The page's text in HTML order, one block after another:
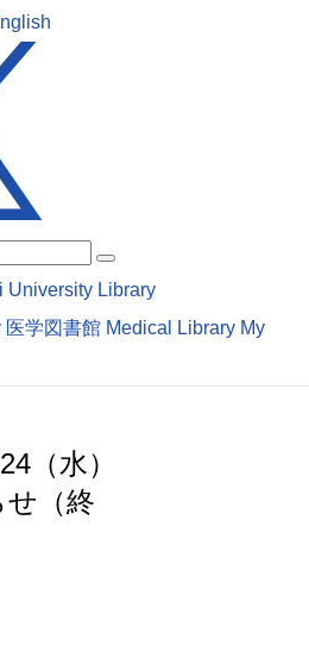
University Library
医学図書館 Medical Library My
（水）
せ（終